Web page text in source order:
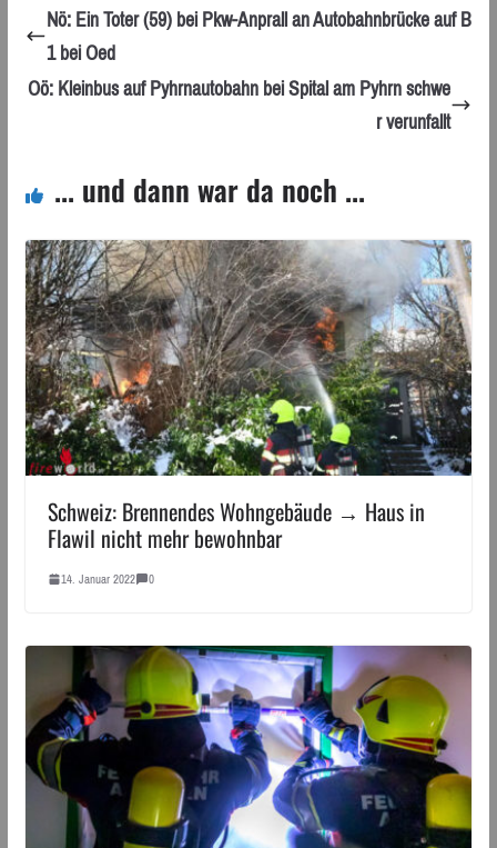
Nö: Ein Toter (59) bei Pkw-Anprall an Autobahnbrücke auf B
1 bei Oed
Oö: Kleinbus auf Pyhrnautobahn bei Spital am Pyhrn schwe
r verunfallt
... und dann war da noch ...
Schweiz: Brennendes Wohngebäude → Haus in
Flawil nicht mehr bewohnbar
14. Januar 2022 0